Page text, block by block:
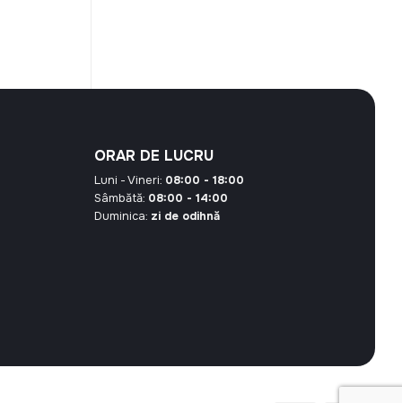
ORAR DE LUCRU
Luni - Vineri: 08:00 - 18:00
Sâmbătă: 08:00 - 14:00
Duminica: zi de odihnă